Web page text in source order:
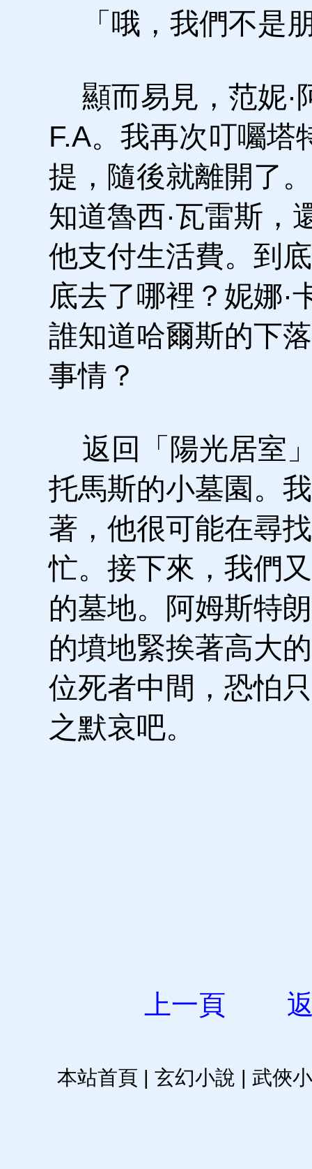
「哦，我們不是
顯而易見，范妮·
F.A。我再次叮囑塔
提，隨後就離開了
知道魯西·瓦雷斯，
他支付生活費。到
底去了哪裡？妮娜·
誰知道哈爾斯的下
事情？
返回「陽光居室
托馬斯的小墓園。
著，他很可能在尋
忙。接下來，我們
的墓地。阿姆斯特
的墳地緊挨著高大
位死者中間，恐怕
之默哀吧。
上一頁
本站首頁 | 玄幻小說 | 武俠